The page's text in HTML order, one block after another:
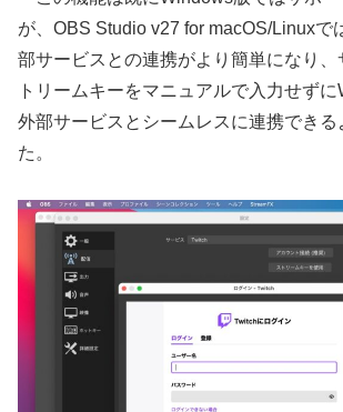
が、OBS Studio v27 for macOS/Linuxで
部サービスとの連携がより簡単になり、
トリームキーをマニュアルで入力せず
外部サービスとシームレスに連携できる
た。